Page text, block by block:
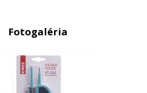
Fotogaléria